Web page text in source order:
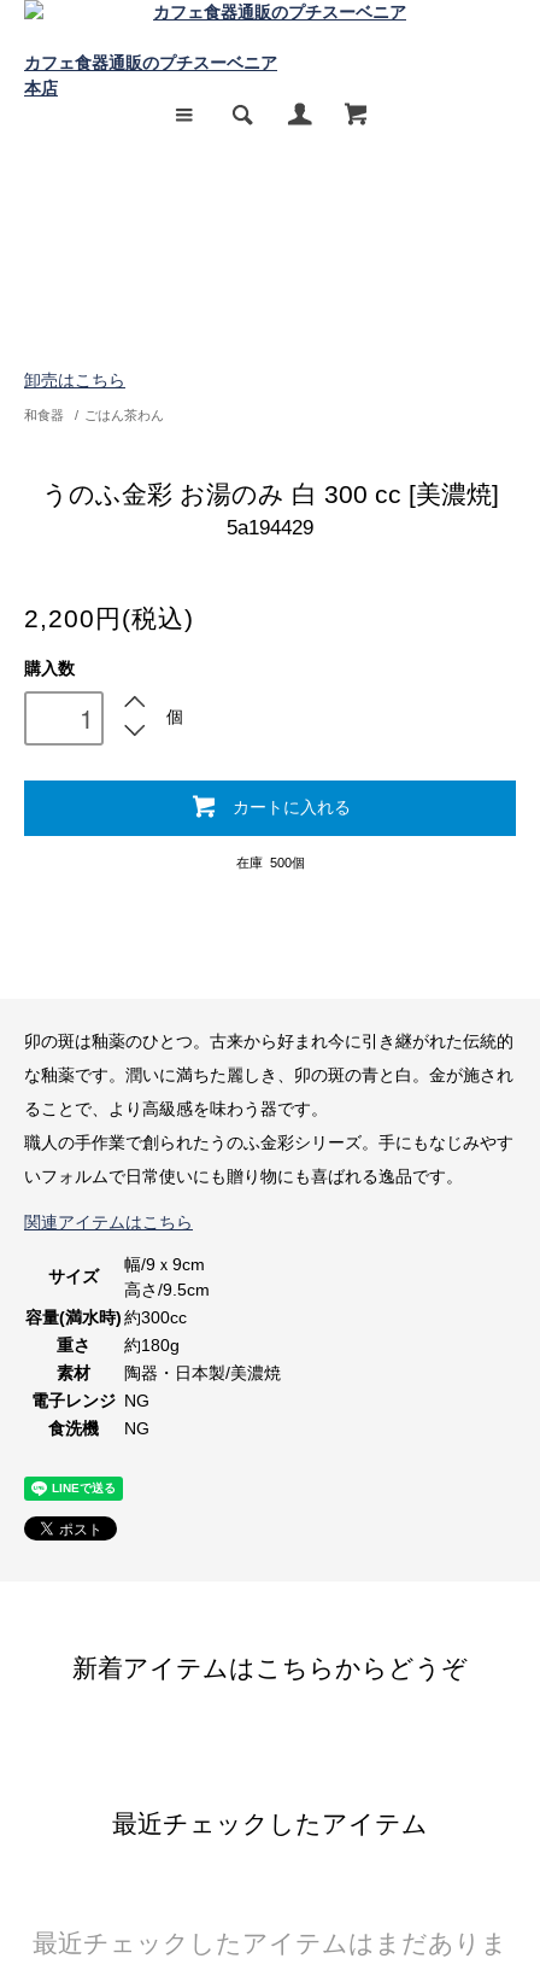
カフェ食器通販のプチスーベニア
本店
卸売はこちら
和食器 / ごはん茶わん
うのふ金彩 お湯のみ 白 300 cc [美濃焼]
5a194429
2,200円(税込)
購入数
個
カートに入れる
在庫 500個
卯の斑は釉薬のひとつ。古来から好まれ今に引き継がれた伝統的
な釉薬です。潤いに満ちた麗しき、卯の斑の青と白。金が施され
ることで、より高級感を味わう器です。
職人の手作業で創られたうのふ金彩シリーズ。手にもなじみやす
いフォルムで日常使いにも贈り物にも喜ばれる逸品です。
関連アイテムはこちら
サイズ
幅/9ｘ9cm
高さ/9.5cm
容量(満水時)約300cc
重さ
約180g
素材
陶器・日本製/美濃焼
電子レンジ NG
食洗機
NG
新着アイテムはこちらからどうぞ
最近チェックしたアイテム
最近チェックしたアイテムはまだありま